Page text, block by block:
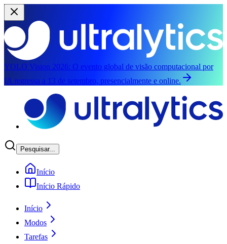
YOLO Vision 2026: O evento global de visão computacional por
IA regressa a 13 de setembro, presencialmente e online.
Pesquisar...
Início
Início Rápido
Início
Modos
Tarefas